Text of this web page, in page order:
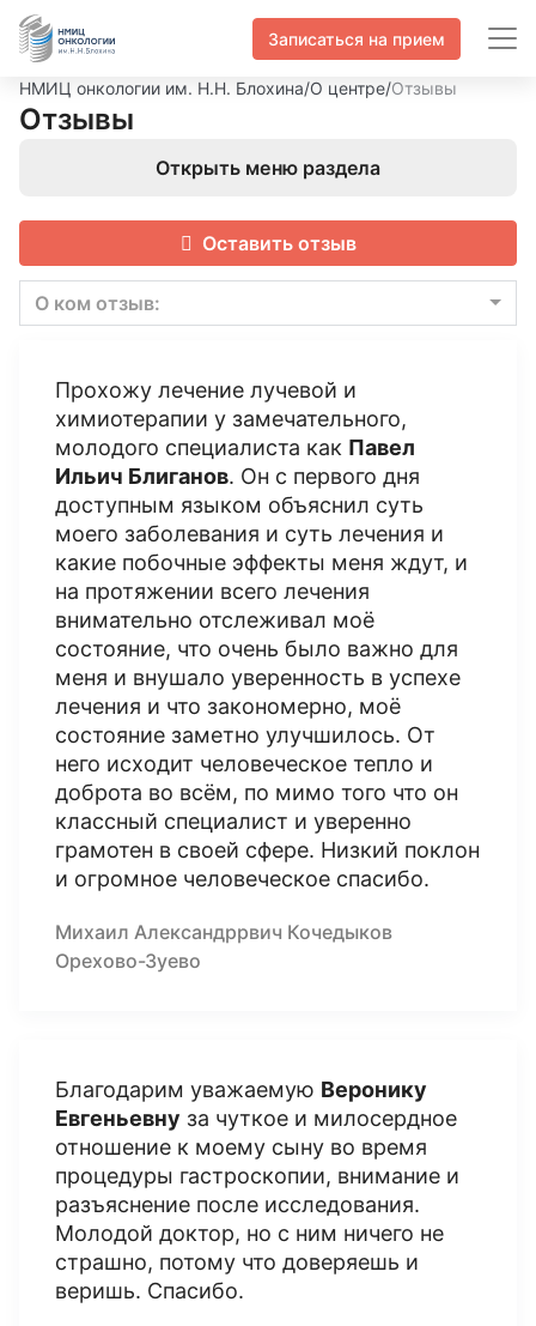
Записаться на прием
НМИЦ онкологии им. Н.Н. Блохина/О центре/Отзывы
Отзывы
Открыть меню раздела
Оставить отзыв
О ком отзыв:
Прохожу лечение лучевой и
химиотерапии у замечательного,
молодого специалиста как Павел
Ильич Блиганов. Он с первого дня
доступным языком объяснил суть
моего заболевания и суть лечения и
какие побочные эффекты меня ждут, и
на протяжении всего лечения
внимательно отслеживал моё
состояние, что очень было важно для
меня и внушало уверенность в успехе
лечения и что закономерно, моё
состояние заметно улучшилось. От
него исходит человеческое тепло и
доброта во всём, по мимо того что он
классный специалист и уверенно
грамотен в своей сфере. Низкий поклон
и огромное человеческое спасибо.
Михаил Александррвич Кочедыков
Орехово-Зуево
Благодарим уважаемую Веронику
Евгеньевну за чуткое и милосердное
отношение к моему сыну во время
процедуры гастроскопии, внимание и
разъяснение после исследования.
Молодой доктор, но с ним ничего не
страшно, потому что доверяешь и
веришь. Спасибо.